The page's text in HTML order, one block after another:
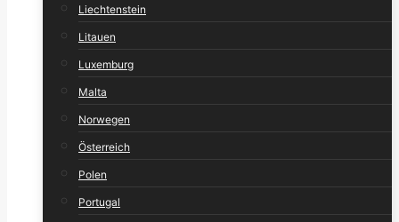
Liechtenstein
Litauen
Luxemburg
Malta
Norwegen
Österreich
Polen
Portugal